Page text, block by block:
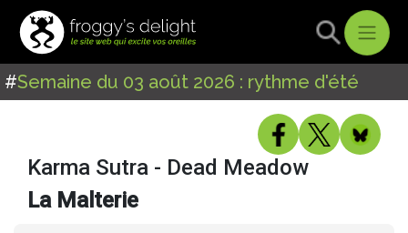
#Semaine du 03 août 2026 : rythme d'été
Karma Sutra - Dead Meadow
La Malterie